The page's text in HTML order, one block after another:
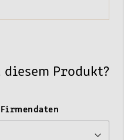
diesem Produkt?